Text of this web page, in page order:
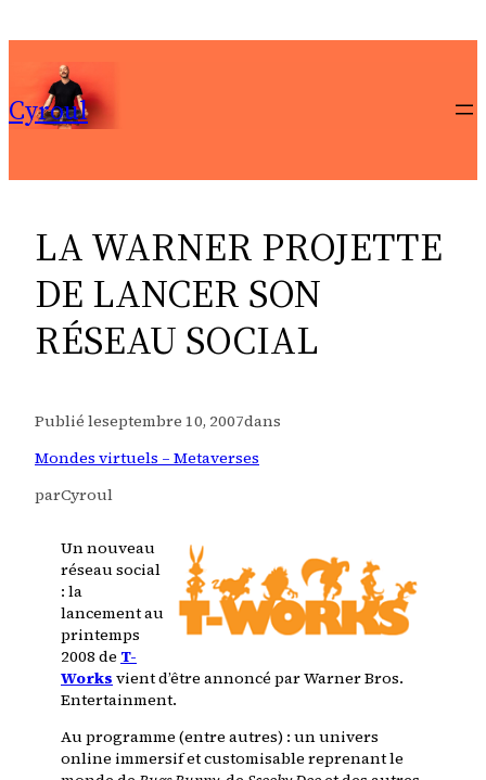
au
contenu
Cyroul
LA WARNER PROJETTE
DE LANCER SON
RÉSEAU SOCIAL
Publié leseptembre 10, 2007dans
Mondes virtuels – Metaverses
parCyroul
Un nouveau
réseau social
: la
lancement au
printemps
2008 de T-
Works vient d’être annoncé par Warner Bros.
Entertainment.
Au programme (entre autres) : un univers
online immersif et customisable reprenant le